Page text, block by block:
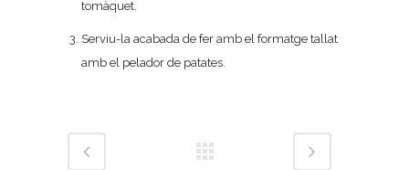
tomàquet.
Serviu-la acabada de fer amb el formatge tallat
amb el pelador de patates.